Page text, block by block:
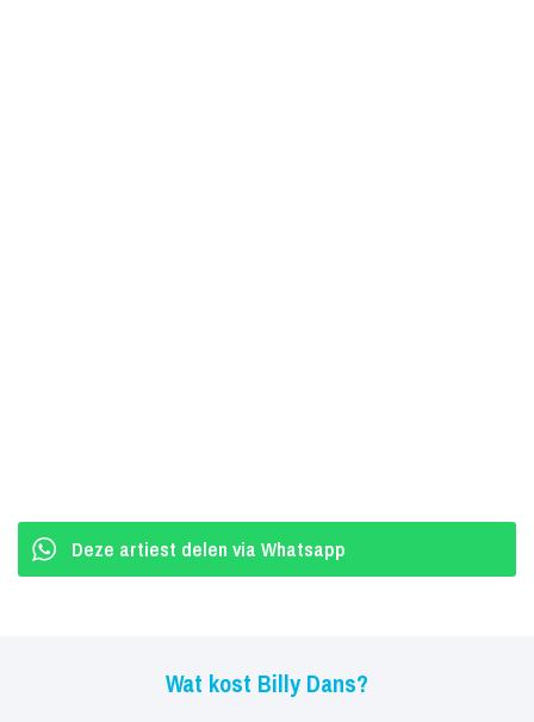
Deze artiest delen via Whatsapp
Wat kost Billy Dans?